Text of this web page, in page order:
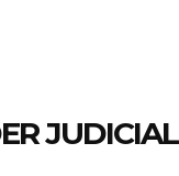
JUDICIAL